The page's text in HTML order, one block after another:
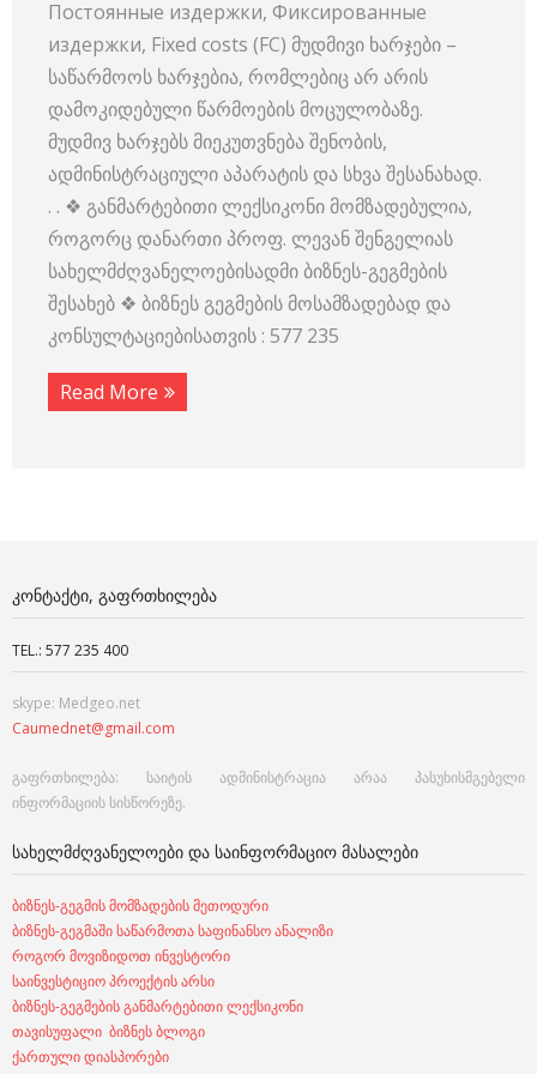
Постоянные издержки, Фиксированные
издержки, Fixed costs (FC) მუდმივი ხარჯები –
საწარმოოს ხარჯებია, რომლებიც არ არის
დამოკიდებული წარმოების მოცულობაზე.
მუდმივ ხარჯებს მიეკუთვნება შენობის,
ადმინისტრაციული აპარატის და სხვა შესანახად.
. . ❖ განმარტებითი ლექსიკონი მომზადებულია,
როგორც დანართი პროფ. ლევან შენგელიას
სახელმძღვანელოებისადმი ბიზნეს-გეგმების
შესახებ ❖ ბიზნეს გეგმების მოსამზადებად და
კონსულტაციებისათვის : 577 235
Read More
ᲙᲝᲜᲢᲐᲥᲢᲘ, ᲒᲐᲤᲠᲗᲮᲘᲚᲔᲑᲐ
TEL.: 577 235 400
skype: Medgeo.net
Caumednet@gmail.com
გაფრთხილება: საიტის ადმინისტრაცია არაა პასუხისმგებელი
ინფორმაციის სისწორეზე.
ᲡᲐᲮᲔᲚᲛᲫᲦᲕᲐᲜᲔᲚᲝᲔᲑᲘ ᲓᲐ ᲡᲐᲘᲜᲤᲝᲠᲛᲐᲪᲘᲝ ᲛᲐᲡᲐᲚᲔᲑᲘ
ბიზნეს-გეგმის მომზადების მეთოდური
ბიზნეს-გეგმაში საწარმოთა საფინანსო ანალიზი
როგორ მოვიზიდოთ ინვესტორი
საინვესტიციო პროექტის არსი
ბიზნეს-გეგმების განმარტებითი ლექსიკონი
თავისუფალი ბიზნეს ბლოგი
ქართული დიასპორები